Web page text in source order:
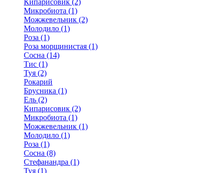
Кипарисовик (2)
Микробиота (1)
Можжевельник (2)
Молодило (1)
Роза (1)
Роза морщинистая (1)
Сосна (14)
Тис (1)
Туя (2)
Рокарий
Брусника (1)
Ель (2)
Кипарисовик (2)
Микробиота (1)
Можжевельник (1)
Молодило (1)
Роза (1)
Сосна (8)
Стефанандра (1)
Туя (1)